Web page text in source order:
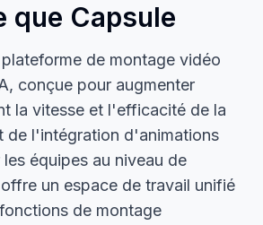
que Capsule
de montage vidéo
conçue pour augmenter
la vitesse et l'efficacité de la
de l'intégration d'animations
équipes au niveau de
un espace de travail unifié
de montage